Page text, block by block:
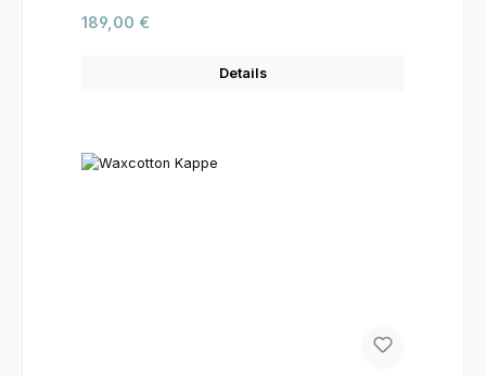
Regulärer Preis:
189,00 €
Details